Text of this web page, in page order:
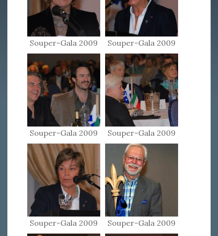
Souper-Gala 2009 Souper-Gala 2009
Souper-Gala 2009 Souper-Gala 2009
Souper-Gala 2009 Souper-Gala 2009